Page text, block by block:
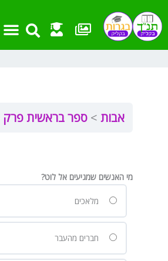
לתוכן
אבות ספר בראשית פרק
מי האנשים שמגיעים אל לוט?
מלאכים
חברים מהעבר